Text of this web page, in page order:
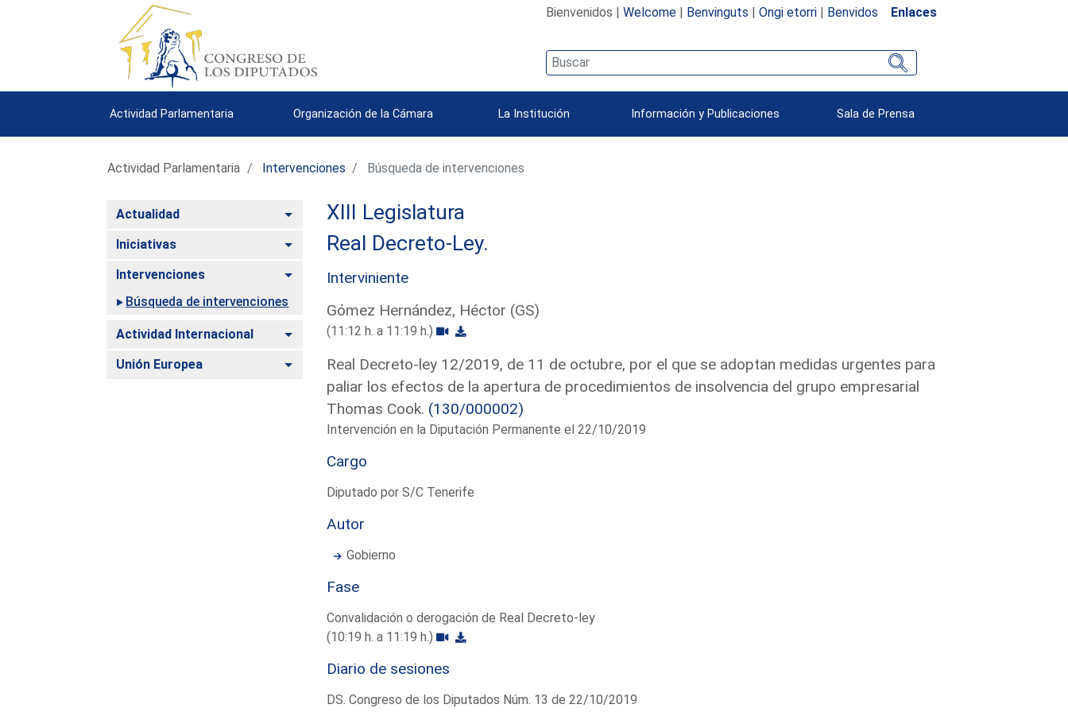
Bienvenidos | Welcome| Benvinguts | Ongi etorri| Benvidos Enlaces
Actividad Parlamentaria Organización de la Cámara La Institución Información y Publicaciones Sala de Prensa
Actividad Parlamentaria Intervenciones Búsqueda de intervenciones
Actualidad Alternar
Iniciativas Alternar
Intervenciones
Alternar
Búsqueda de intervenciones
Actividad Internacional Alternar
Unión Europea Alternar
XIII Legislatura
Real Decreto-Ley.
Interviniente
Gómez Hernández, Héctor (GS)
(11:12 h. a 11:19 h.)
Real Decreto-ley 12/2019, de 11 de octubre, por el que se adoptan medidas urgentes para
paliar los efectos de la apertura de procedimientos de insolvencia del grupo empresarial
Thomas Cook. (130/000002)
Intervención en la Diputación Permanente el 22/10/2019
Cargo
Diputado por S/C Tenerife
Autor
Gobierno
Fase
Convalidación o derogación de Real Decreto-ley
(10:19 h. a 11:19 h.)
Diario de sesiones
DS. Congreso de los Diputados Núm. 13 de 22/10/2019